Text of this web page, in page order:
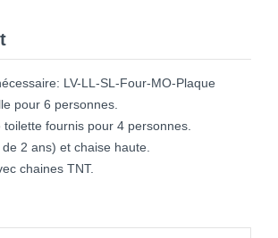
LV-LL-SL-Four-MO-Plaque
pour 6 personnes.
fournis pour 4 personnes.
2 ans) et chaise haute.
chaines TNT.